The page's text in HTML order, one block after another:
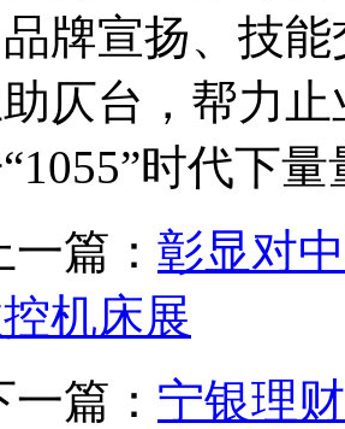
牌宣扬、技
仄台，帮力
时代下
一篇： 彰显对
机床展
一篇： 宁银理